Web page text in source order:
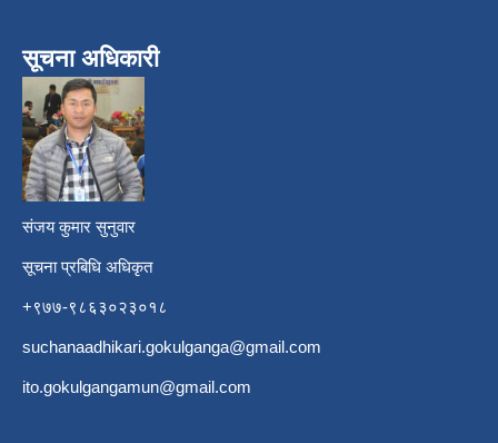
सूचना अधिकारी
संजय कुमार सुनुवार
सूचना प्रबिधि अधिकृत
+९७७-९८६३०२३०१८
suchanaadhikari.gokulganga@gmail.com
ito.gokulgangamun@gmail.com